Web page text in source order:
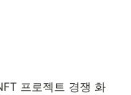
프로젝트 경쟁 화